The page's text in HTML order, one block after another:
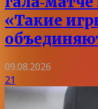
«Такие
09.08.2026
21